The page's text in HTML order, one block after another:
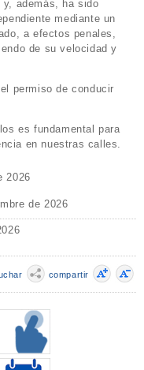
además, ha sido
mediante un
a efectos penales,
de su velocidad y
permiso de conducir
es fundamental para
en nuestras calles.
2026
de 2026
compartir